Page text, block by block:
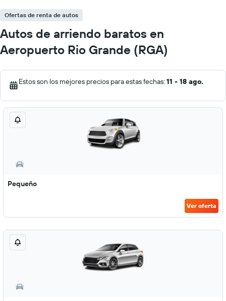
Ofertas de renta de autos
Autos de arriendo baratos en
Aeropuerto Rio Grande (RGA)
Estos son los mejores precios para estas fechas: 11 - 18 ago.
Pequeño
Ver oferta